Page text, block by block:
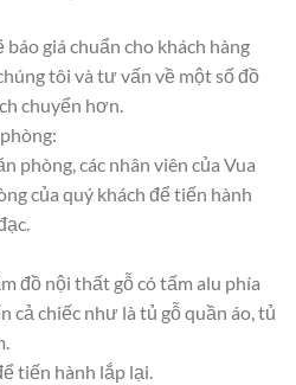
giá chuẩn cho khách hàng
tôi và tư vấn về một số đồ
chuyển hơn.
phòng, các nhân viên của Vua
của quý khách để tiến hành
đồ nội thất gỗ có tấm alu phía
cả chiếc như là tủ gỗ quần áo, tủ
tiến hành lắp lại.